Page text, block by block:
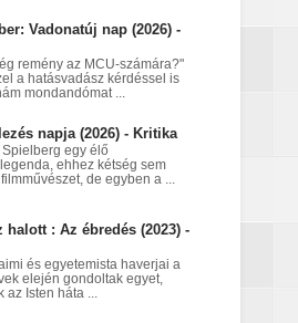
Vadonatúj nap (2026) -
remény az MCU-számára?"
a hatásvadász kérdéssel is
mondandómat ...
napja (2026) - Kritika
Spielberg egy élő
ehhez kétség sem
filmművészet, de egyben a ...
halott : Az ébredés (2023) -
és egyetemista haverjai a
elején gondoltak egyet,
az Isten háta ...